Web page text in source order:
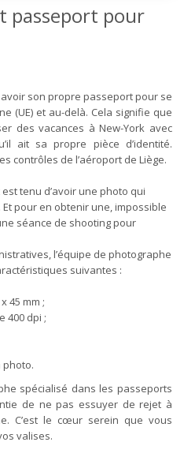
passeport pour
son propre passeport pour se
(UE) et au-delà. Cela signifie que
des vacances à New-York avec
ait sa propre pièce d’identité.
contrôles de l’aéroport de Liège.
tenu d’avoir une photo qui
pour en obtenir une, impossible
séance de shooting pour
l’équipe de photographe
suivantes :
45 mm ;
400 dpi ;
photo.
spécialisé dans les passeports
de ne pas essuyer de rejet à
C’est le cœur serein que vous
valises.